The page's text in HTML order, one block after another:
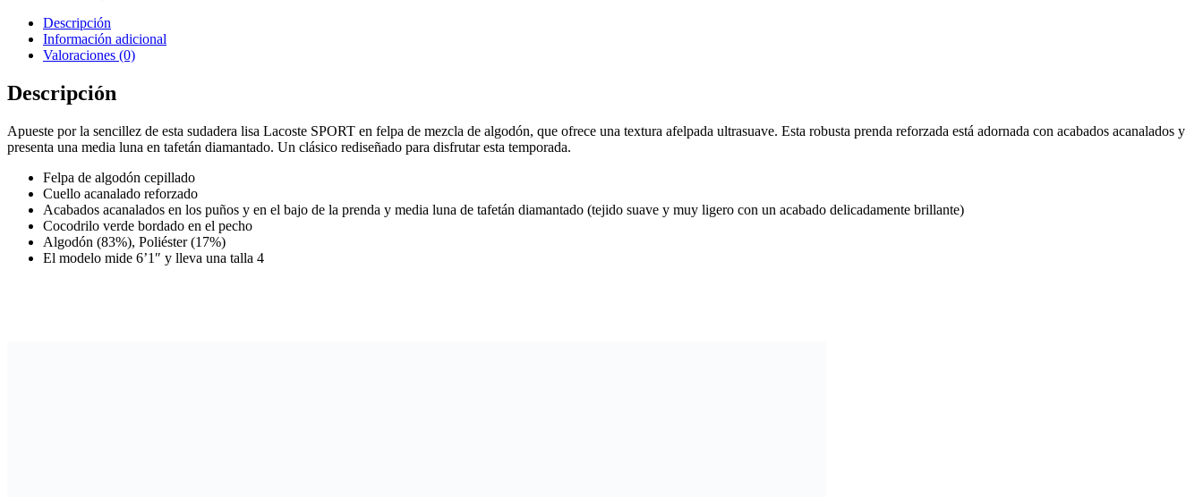
Descripción
Información adicional
Valoraciones (0)
Descripción
Apueste por la sencillez de esta sudadera lisa Lacoste SPORT en felpa de mezcla de algodón, que ofrece una textura afelpada ultrasuave. Esta robusta prenda reforzada está adornada con acabados acanalados y
presenta una media luna en tafetán diamantado. Un clásico rediseñado para disfrutar esta temporada.
Felpa de algodón cepillado
Cuello acanalado reforzado
Acabados acanalados en los puños y en el bajo de la prenda y media luna de tafetán diamantado (tejido suave y muy ligero con un acabado delicadamente brillante)
Cocodrilo verde bordado en el pecho
Algodón (83%), Poliéster (17%)
El modelo mide 6’1″ y lleva una talla 4